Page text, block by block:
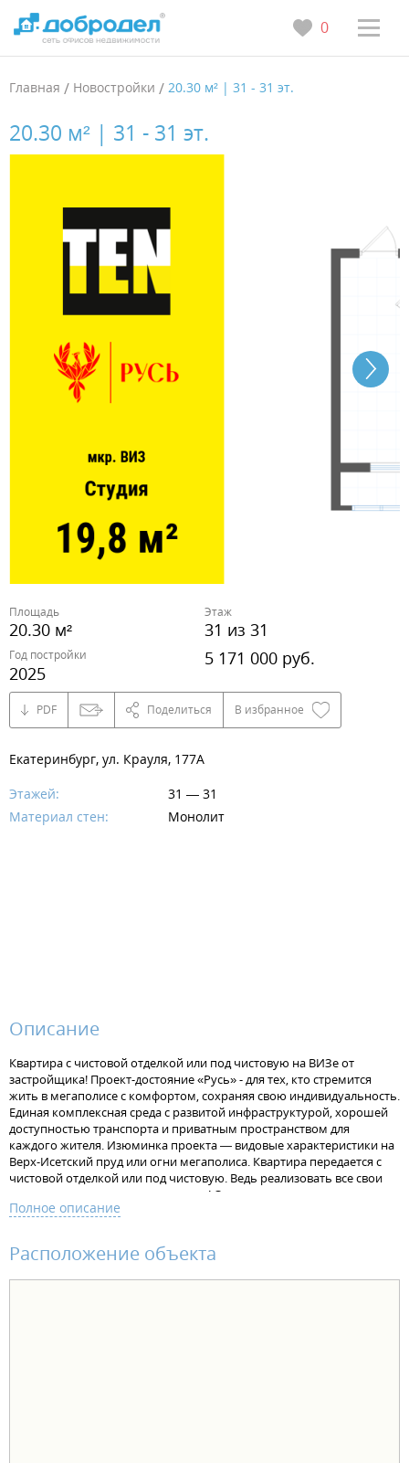
0
Главная / Новостройки / 20.30 м² | 31 - 31 эт.
20.30 м² | 31 - 31 эт.
Площадь
20.30 м²
Этаж
31 из 31
Год постройки
2025
5 171 000 руб.
PDF Поделиться В избранное
Екатеринбург, ул. Крауля, 177А
Этажей:
31 — 31
Материал стен:
Монолит
Описание
Квартира с чистовой отделкой или под чистовую на ВИЗе от
застройщика! Проект-достояние «Русь» - для тех, кто стремится
жить в мегаполисе с комфортом, сохраняя свою индивидуальность.
Единая комплексная среда с развитой инфраструктурой, хорошей
доступностью транспорта и приватным пространством для
каждого жителя. Изюминка проекта — видовые характеристики на
Верх-Исетский пруд или огни мегаполиса. Квартира передается с
чистовой отделкой или под чистовую. Ведь реализовать все свои
идеи в интерьере - это так здорово! Отделка под чистовую - потолок
без отделки, стяжка на полу под финишную отделку, штукатурка на
комплект санфаянса (унитаз, раковина). В чистовой отделке -
натяжной потолок, ламинат, обои виниловые на флизелиновой
основе, установлены межкомнатные двери и электрофурнитура. В
Полное описание
Расположение объекта